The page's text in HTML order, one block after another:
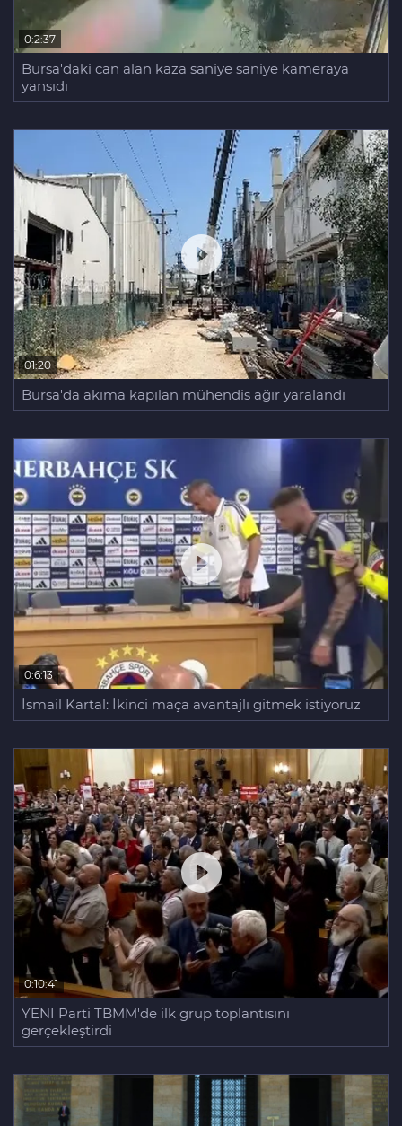
0:2:37
Bursa'daki can alan kaza saniye saniye kameraya
yansıdı
01:20
Bursa'da akıma kapılan mühendis ağır yaralandı
0:6:13
İsmail Kartal: İkinci maça avantajlı gitmek istiyoruz
0:10:41
YENİ Parti TBMM'de ilk grup toplantısını
gerçekleştirdi